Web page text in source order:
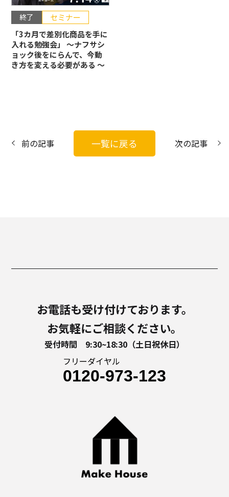
終了
セミナー
「3カ月で差別化商品を手に
入れる勉強会」 〜ナフサシ
ョック後をにらんで、今動
き方を変える必要がある 〜
前の記事 一覧に戻る 次の記事
お電話も受け付けております。
お気軽にご相談ください。
受付時間 9:30~18:30（土日祝休日）
フリーダイヤル
0120-973-123